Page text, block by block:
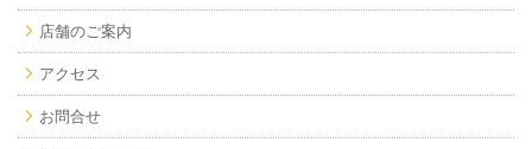
店舗のご案内
アクセス
お問合せ